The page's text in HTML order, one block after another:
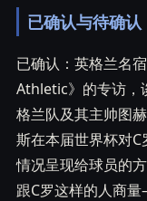
已确认与待确认
已确认：英格兰名
Athletic》的专访，
格兰队及其主帅图
斯在本届世界杯对
情况呈现给球员的
跟C罗这样的人商